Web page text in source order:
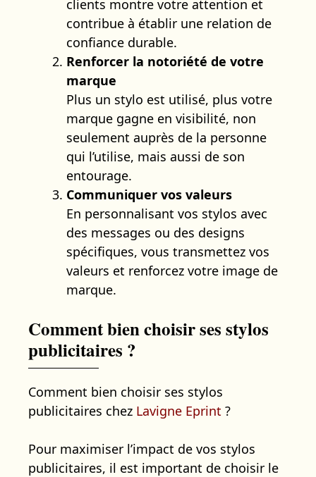
clients montre votre attention et
contribue à établir une relation de
confiance durable.
Renforcer la notoriété de votre
marque
Plus un stylo est utilisé, plus votre
marque gagne en visibilité, non
seulement auprès de la personne
qui l’utilise, mais aussi de son
entourage.
Communiquer vos valeurs
En personnalisant vos stylos avec
des messages ou des designs
spécifiques, vous transmettez vos
valeurs et renforcez votre image de
marque.
Comment bien choisir ses stylos
publicitaires ?
Comment bien choisir ses stylos
publicitaires chez Lavigne Eprint ?
Pour maximiser l’impact de vos stylos
publicitaires, il est important de choisir le